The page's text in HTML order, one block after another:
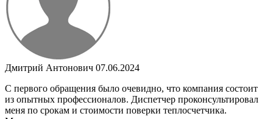
Дмитрий Антонович 07.06.2024
С первого обращения было очевидно, что компания состоит
из опытных профессионалов. Диспетчер проконсультировал
меня по срокам и стоимости поверки теплосчетчика.